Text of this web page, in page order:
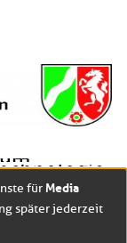
für Media
später jederzeit